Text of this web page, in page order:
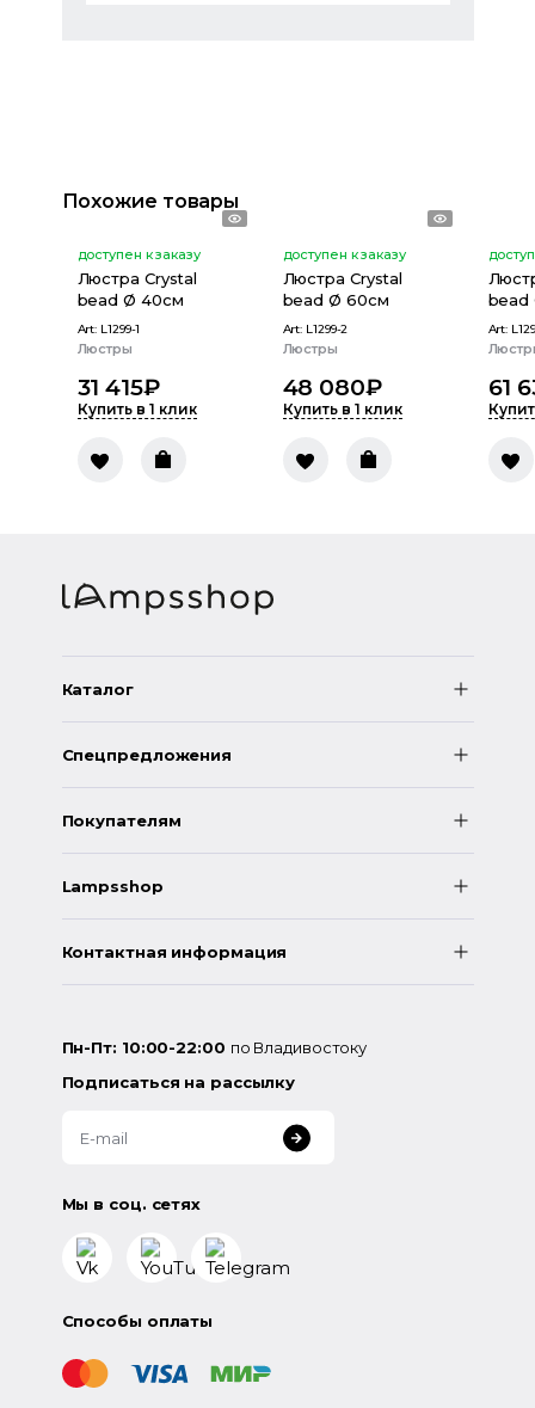
Похожие товары
доступен к заказу
Люстра Crystal
bead Ø 40см
Art: L1299-1
Люстры
31 415₽
Купить в 1 клик
доступен к заказу
Люстра Crystal
bead Ø 60см
Art: L1299-2
Люстры
48 080₽
Купить в 1 клик
bead
Art:
61
Каталог
Спецпредложения
Покупателям
Lampsshop
Контактная информация
Пн-Пт: 10:00-22:00 по Владивостоку
Подписаться на рассылку
Мы в соц. сетях
Способы оплаты